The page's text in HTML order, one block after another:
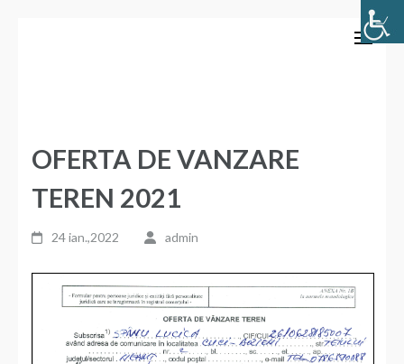
OFERTA DE VANZARE
TEREN 2021
24 ian.,2022 admin